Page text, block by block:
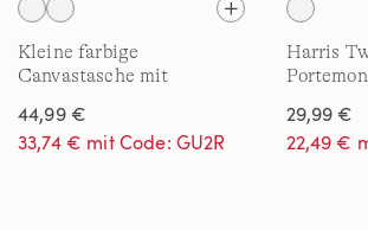
Kleine farbige
Canvastasche mit
44,99 €
33,74 € mit Code: GU2R
Harris
29,99 €
22,49 €